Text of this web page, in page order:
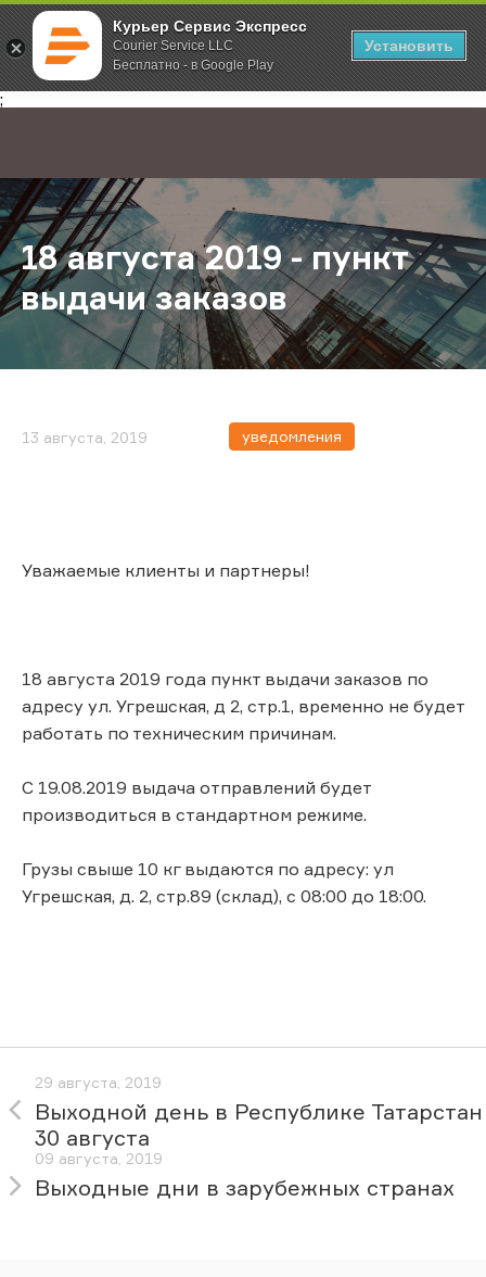
Курьер Сервис Экспресс
Courier Service LLC
Бесплатно - в Google Play
Установить
;
Главная О компании Новости 18 августа 2019 - пункт выдачи
18 августа 2019 - пункт
выдачи заказов
13 августа, 2019 уведомления
Уважаемые клиенты и партнеры!
18 августа 2019 года пункт выдачи заказов по
адресу ул. Угрешская, д 2, стр.1, временно не будет
работать по техническим причинам.
С 19.08.2019 выдача отправлений будет
производиться в стандартном режиме.
Грузы свыше 10 кг выдаются по адресу: ул
Угрешская, д. 2, стр.89 (склад), с 08:00 до 18:00.
29 августа, 2019
Выходной день в Республике Татарстан
30 августа
09 августа, 2019
Выходные дни в зарубежных странах